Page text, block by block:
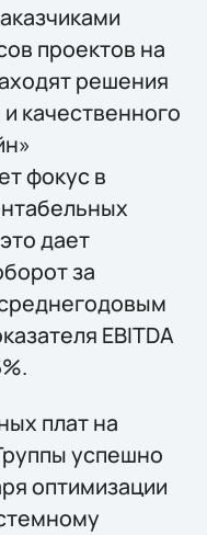
проектов на
решения
качественного
фокус в
дает
за
EBITDA
плат на
успешно
оптимизации